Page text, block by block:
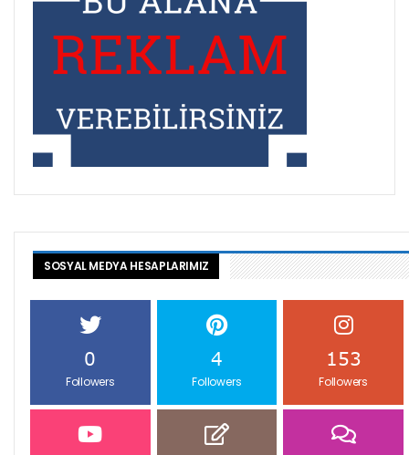
SOSYAL MEDYA HESAPLARIMIZ
0
Followers
4
Followers
153
Followers